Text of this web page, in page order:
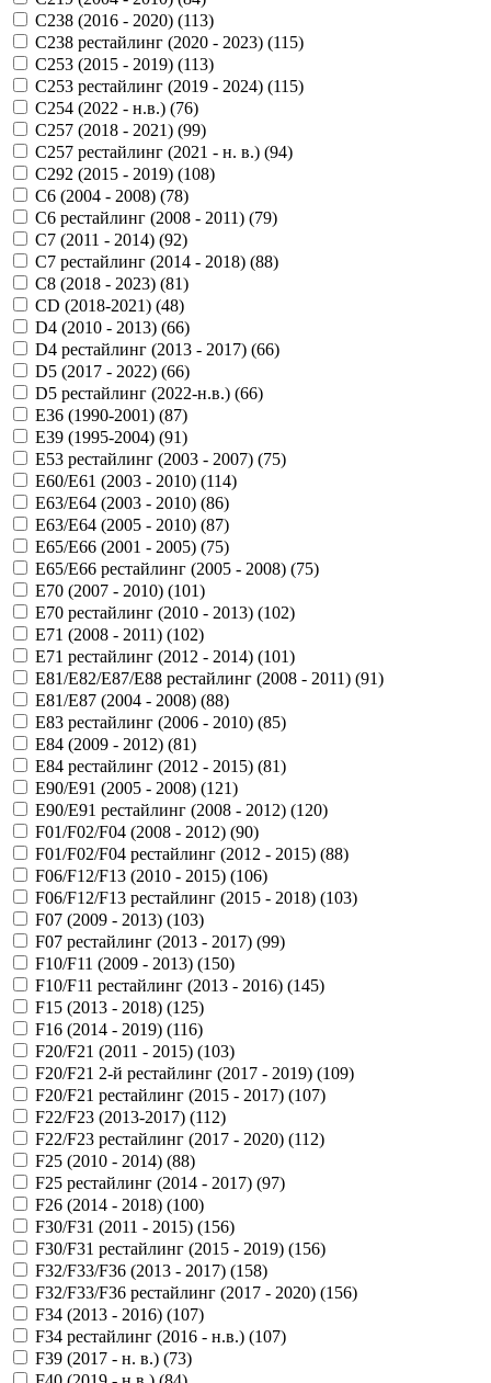
C238 (2016 - 2020) (113)
C238 рестайлинг (2020 - 2023) (115)
C253 (2015 - 2019) (113)
C253 рестайлинг (2019 - 2024) (115)
C254 (2022 - н.в.) (76)
C257 (2018 - 2021) (99)
C257 рестайлинг (2021 - н. в.) (94)
C292 (2015 - 2019) (108)
C6 (2004 - 2008) (78)
C6 рестайлинг (2008 - 2011) (79)
C7 (2011 - 2014) (92)
C7 рестайлинг (2014 - 2018) (88)
C8 (2018 - 2023) (81)
CD (2018-2021) (48)
D4 (2010 - 2013) (66)
D4 рестайлинг (2013 - 2017) (66)
D5 (2017 - 2022) (66)
D5 рестайлинг (2022-н.в.) (66)
E36 (1990-2001) (87)
E39 (1995-2004) (91)
E53 рестайлинг (2003 - 2007) (75)
E60/E61 (2003 - 2010) (114)
E63/E64 (2003 - 2010) (86)
E63/E64 (2005 - 2010) (87)
E65/E66 (2001 - 2005) (75)
E65/E66 рестайлинг (2005 - 2008) (75)
E70 (2007 - 2010) (101)
E70 рестайлинг (2010 - 2013) (102)
E71 (2008 - 2011) (102)
E71 рестайлинг (2012 - 2014) (101)
E81/E82/E87/E88 рестайлинг (2008 - 2011) (91)
E81/E87 (2004 - 2008) (88)
E83 рестайлинг (2006 - 2010) (85)
E84 (2009 - 2012) (81)
E84 рестайлинг (2012 - 2015) (81)
E90/E91 (2005 - 2008) (121)
E90/E91 рестайлинг (2008 - 2012) (120)
F01/F02/F04 (2008 - 2012) (90)
F01/F02/F04 рестайлинг (2012 - 2015) (88)
F06/F12/F13 (2010 - 2015) (106)
F06/F12/F13 рестайлинг (2015 - 2018) (103)
F07 (2009 - 2013) (103)
F07 рестайлинг (2013 - 2017) (99)
F10/F11 (2009 - 2013) (150)
F10/F11 рестайлинг (2013 - 2016) (145)
F15 (2013 - 2018) (125)
F16 (2014 - 2019) (116)
F20/F21 (2011 - 2015) (103)
F20/F21 2-й рестайлинг (2017 - 2019) (109)
F20/F21 рестайлинг (2015 - 2017) (107)
F22/F23 (2013-2017) (112)
F22/F23 рестайлинг (2017 - 2020) (112)
F25 (2010 - 2014) (88)
F25 рестайлинг (2014 - 2017) (97)
F26 (2014 - 2018) (100)
F30/F31 (2011 - 2015) (156)
F30/F31 рестайлинг (2015 - 2019) (156)
F32/F33/F36 (2013 - 2017) (158)
F32/F33/F36 рестайлинг (2017 - 2020) (156)
F34 (2013 - 2016) (107)
F34 рестайлинг (2016 - н.в.) (107)
F39 (2017 - н. в.) (73)